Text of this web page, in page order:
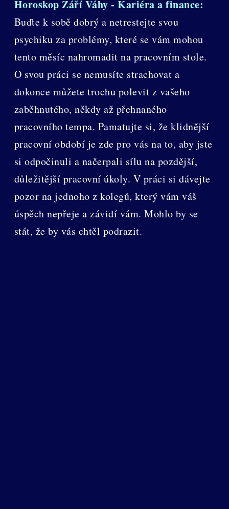
Horoskop Září Váhy - Kariéra a finance:
Buďte k sobě dobrý a netrestejte svou
psychiku za problémy, které se vám mohou
tento měsíc nahromadit na pracovním stole.
O svou práci se nemusíte strachovat a
dokonce můžete trochu polevit z vašeho
zaběhnutého, někdy až přehnaného
pracovního tempa. Pamatujte si, že klidnější
pracovní období je zde pro vás na to, aby jste
si odpočinuli a načerpali sílu na pozdější,
důležitější pracovní úkoly. V práci si dávejte
pozor na jednoho z kolegů, který vám váš
úspěch nepřeje a závidí vám. Mohlo by se
stát, že by vás chtěl podrazit.